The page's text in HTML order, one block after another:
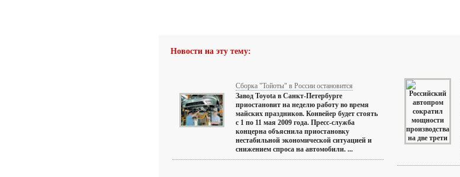
Новости на эту тему:
Сборка "Тойоты" в России остановится
Завод Toyota в Санкт-Петербурге
приостановит на неделю работу во время
майских праздников. Конвейер будет стоять
с 1 по 11 мая 2009 года. Пресс-служба
концерна объяснила приостановку
нестабильной экономической ситуацией и
снижением спроса на автомобили. ...